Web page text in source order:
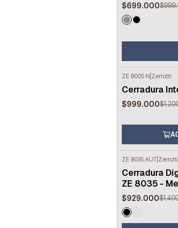
$699.000
OFF
ZE 8005 N Zerrutti
Cerradura
$999.000
ZE 8035 AUT Zerrutti
Cerradura
ZE 8035 -
$929.000